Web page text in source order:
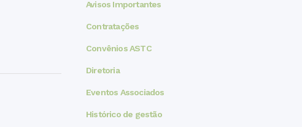
Avisos Importantes
Contratações
Convênios ASTC
Diretoria
Eventos Associados
Histórico de gestão